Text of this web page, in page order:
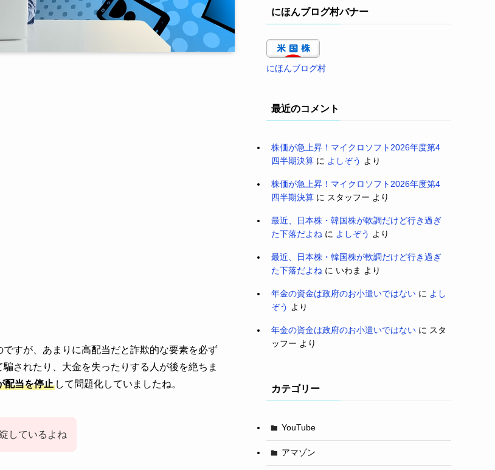
すが、あまりに高配当だと詐欺的な要素を必ず
されたり、大金を失ったりする人が後を絶ちま
配当を停止 して問題化していましたね。
しているよね
にほんブログ村バナー
にほんブログ村
最近のコメント
株価が急上昇！マイクロソフト2026年度第4
四半期決算 に よしぞう より
株価が急上昇！マイクロソフト2026年度第4
四半期決算 に スタッフー より
最近、日本株・韓国株が軟調だけど行き過ぎ
た下落だよね に よしぞう より
最近、日本株・韓国株が軟調だけど行き過ぎ
た下落だよね に いわま より
年金の資金は政府のお小遣いではない に よし
ぞう より
年金の資金は政府のお小遣いではない に スタ
ッフー より
カテゴリー
YouTube
アマゾン